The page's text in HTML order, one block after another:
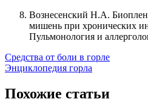
Вознесенский Н.А.
мишень при хронических
Пульмонология и
Средства от боли в горле
Энциклопедия горла
Похожие статьи